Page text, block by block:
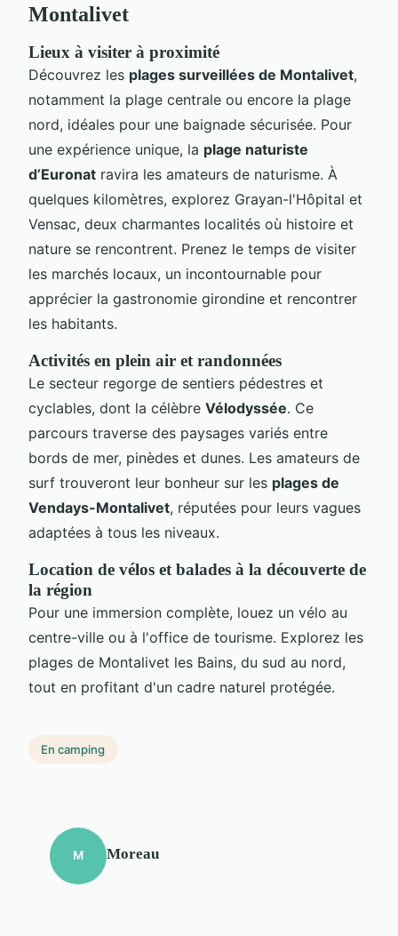
Montalivet
Lieux à visiter à proximité
Découvrez les plages surveillées de Montalivet,
notamment la plage centrale ou encore la plage
nord, idéales pour une baignade sécurisée. Pour
une expérience unique, la plage naturiste
d’Euronat ravira les amateurs de naturisme. À
quelques kilomètres, explorez Grayan-l'Hôpital et
Vensac, deux charmantes localités où histoire et
nature se rencontrent. Prenez le temps de visiter
les marchés locaux, un incontournable pour
apprécier la gastronomie girondine et rencontrer
les habitants.
Activités en plein air et randonnées
Le secteur regorge de sentiers pédestres et
cyclables, dont la célèbre Vélodyssée. Ce
parcours traverse des paysages variés entre
bords de mer, pinèdes et dunes. Les amateurs de
surf trouveront leur bonheur sur les plages de
Vendays-Montalivet, réputées pour leurs vagues
adaptées à tous les niveaux.
Location de vélos et balades à la découverte de
la région
Pour une immersion complète, louez un vélo au
centre-ville ou à l'office de tourisme. Explorez les
plages de Montalivet les Bains, du sud au nord,
tout en profitant d'un cadre naturel protégée.
En camping
M Moreau